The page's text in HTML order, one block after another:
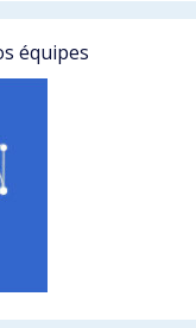
équipes